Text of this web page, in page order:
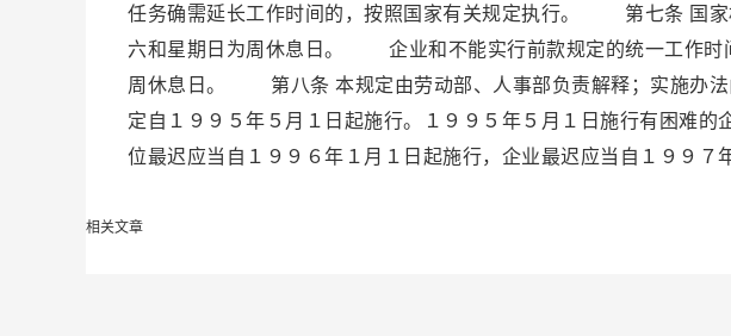
任务确需延长工作时间的，按照国家有关规定执行。 第七条 国家
六和星期日为周休息日。 企业和不能实行前款规定的统一工作时
周休息日。 第八条 本规定由劳动部、人事部负责解释；实施办
定自１９９５年５月１日起施行。１９９５年５月１日施行有困难
位最迟应当自１９９６年１月１日起施行，企业最迟应当自１９９７
相关文章